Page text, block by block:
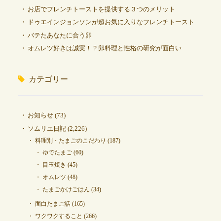
お店でフレンチトーストを提供する３つのメリット
ドゥエインジョンソンが超お気に入りなフレンチトースト
バテたあなたに合う卵
オムレツ好きは誠実！？卵料理と性格の研究が面白い
カテゴリー
お知らせ(73)
ソムリエ日記(2,226)
料理別・たまごのこだわり (187)
ゆでたまご(60)
目玉焼き (45)
オムレツ (48)
たまごかけごはん (34)
面白たまご話(165)
ワクワクすること (266)